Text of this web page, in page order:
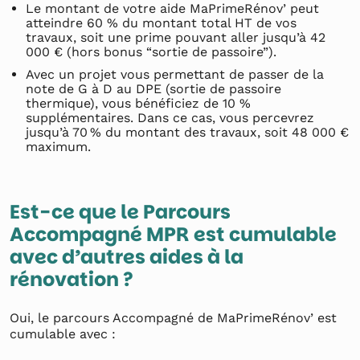
Le montant de votre aide MaPrimeRénov’ peut
atteindre 60 % du montant total HT de vos
travaux, soit une prime pouvant aller jusqu’à 42
000 € (hors bonus “sortie de passoire”).
Avec un projet vous permettant de passer de la
note de G à D au DPE (sortie de passoire
thermique), vous bénéficiez de 10 %
supplémentaires. Dans ce cas, vous percevrez
jusqu’à 70 % du montant des travaux, soit 48 000 €
maximum.
Est-ce que le Parcours
Accompagné MPR est cumulable
avec d’autres aides à la
rénovation ?
Oui, le parcours Accompagné de MaPrimeRénov’ est
cumulable avec :